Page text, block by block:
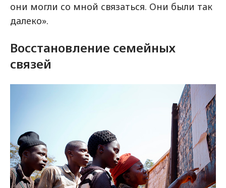
они могли со мной связаться. Они были так
далеко».
Восстановление семейных
связей